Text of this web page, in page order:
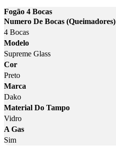
Fogão 4 Bocas
Numero De Bocas (Queimadores)
4 Bocas
Modelo
Supreme Glass
Cor
Preto
Marca
Dako
Material Do Tampo
Vidro
A Gas
Sim